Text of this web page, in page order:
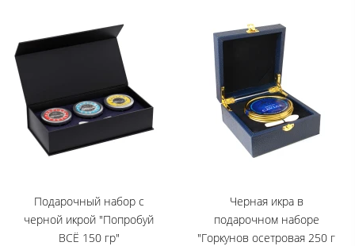
Подарочный набор с
черной икрой "Попробуй
ВСЁ 150 гр"
Черная икра в
подарочном наборе
"Горкунов осетровая 250 г